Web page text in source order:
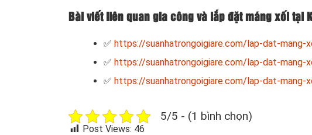
Bài viết liên quan gia công và lắp đặt máng xối tại
✅ https://suanhatrongoigiare.com/lap-dat-mang-
✅ https://suanhatrongoigiare.com/lap-dat-mang-
✅ https://suanhatrongoigiare.com/lap-dat-mang-
5/5 - (1 bình chọn)
Post Views: 46